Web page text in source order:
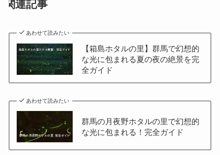
関連記事
あわせて読みたい
【箱島ホタルの里】群馬で幻想的
な光に包まれる夏の夜の絶景を完
全ガイド
あわせて読みたい
群馬の月夜野ホタルの里で幻想的
な光に包まれる！完全ガイド